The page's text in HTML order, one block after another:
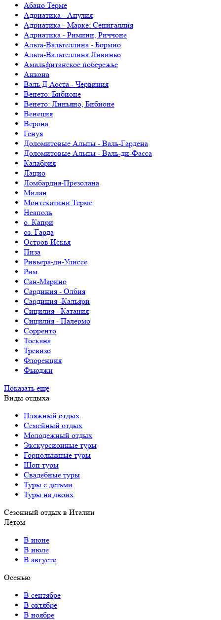
Абано Терме
Адриатика - Апулия
Адриатика - Марке: Сенигаллия
Адриатика - Римини, Риччоне
Альта-Вальтеллина - Бормио
Альта-Вальтеллина Ливиньо
Амальфитанское побережье
Анкона
Валь Д Аоста - Червиния
Венето: Бибионе
Венето: Линьяно, Бибионе
Венеция
Верона
Генуя
Доломитовые Альпы - Валь-Гардена
Доломитовые Альпы - Валь-ди-Фасса
Калабрия
Лацио
Ломбардия-Презолана
Милан
Монтекатини Терме
Неаполь
о. Капри
оз. Гарда
Остров Искья
Пиза
Ривьера-ди-Улиссе
Рим
Сан-Марино
Сардиния - Олбия
Сардиния -Кальяри
Сицилия - Катания
Сицилия - Палермо
Сорренто
Тоскана
Тревизо
Флоренция
Фьюджи
Показать еще
Виды отдыха
Пляжный отдых
Семейный отдых
Молодежный отдых
Экскурсионные туры
Горнолыжные туры
Шоп туры
Свадебные туры
Туры с детьми
Туры на двоих
Сезонный отдых в Италии
Летом
В июне
В июле
В августе
Осенью
В сентябре
В октябре
В ноябре